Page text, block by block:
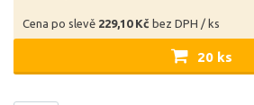
Cena po slevě 229,10 Kč bez DPH / ks
20 ks